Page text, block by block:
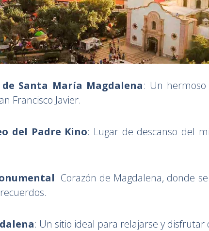
Santa María Magdalena: Un
Francisco Javier.
del Padre Kino: Lugar de descanso del
: Corazón de Magdalena, donde
: Un sitio ideal para relajarse y